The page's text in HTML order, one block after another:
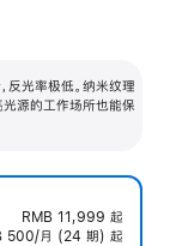
反光率极低。纳米纹理
光源的工作场所也能保
RMB 11,999 起
500/月 (24 期) 起